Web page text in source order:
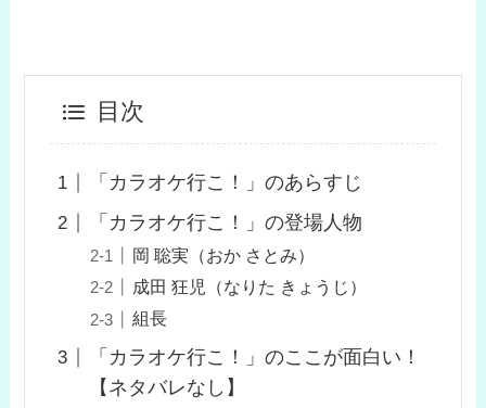
目次
「カラオケ行こ！」のあらすじ
「カラオケ行こ！」の登場人物
岡 聡実（おか さとみ）
成田 狂児（なりた きょうじ）
組長
「カラオケ行こ！」のここが面白い！
【ネタバレなし】